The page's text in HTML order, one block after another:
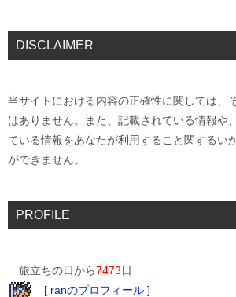
DISCLAIMER
当サイトにおける内容の正確性に関しては、
はありません。また、記載されている情報や
ている情報をあなたが利用すること関するい
ができません。
PROFILE
旅立ちの日から7473日
[ ranのプロフィール ]